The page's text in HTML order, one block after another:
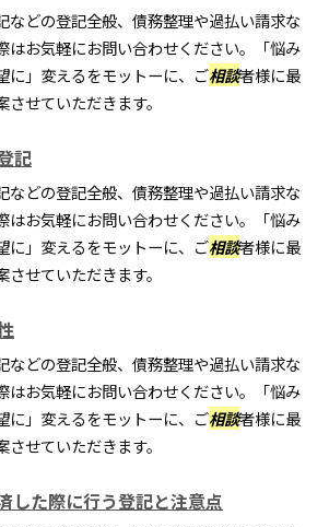
などの登記全般、債務整理や過払い請求な
はお気軽にお問い合わせください。「悩み
に」変えるをモットーに、ご相談者様に最
せていただきます。
記
などの登記全般、債務整理や過払い請求な
はお気軽にお問い合わせください。「悩み
に」変えるをモットーに、ご相談者様に最
せていただきます。
などの登記全般、債務整理や過払い請求な
はお気軽にお問い合わせください。「悩み
に」変えるをモットーに、ご相談者様に最
せていただきます。
した際に行う登記と注意点